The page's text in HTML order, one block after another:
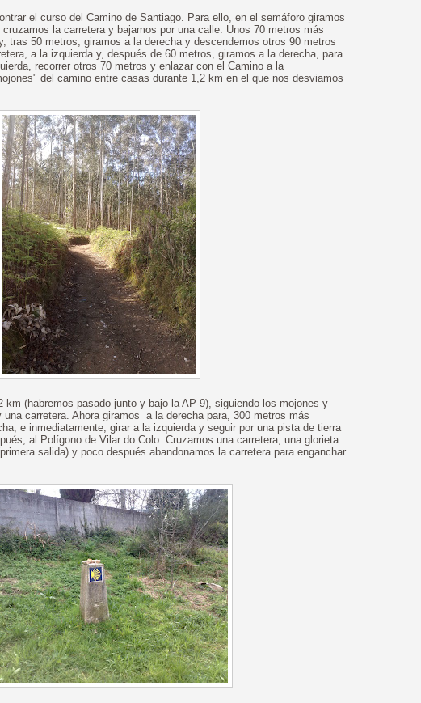
el curso del Camino de Santiago. Para ello, en el semáforo giramos
la carretera y bajamos por una calle. Unos 70 metros más
tras 50 metros, giramos a la derecha y descendemos otros 90 metros
a la izquierda y, después de 60 metros, giramos a la derecha, para
recorrer otros 70 metros y enlazar con el Camino a la
del camino entre casas durante 1,2 km en el que nos desviamos
km (habremos pasado junto y bajo la AP-9), siguiendo los mojones y
una carretera. Ahora giramos a la derecha para, 300 metros más
e inmediatamente, girar a la izquierda y seguir por una pista de tierra
al Polígono de Vilar do Colo. Cruzamos una carretera, una glorieta
salida) y poco después abandonamos la carretera para enganchar